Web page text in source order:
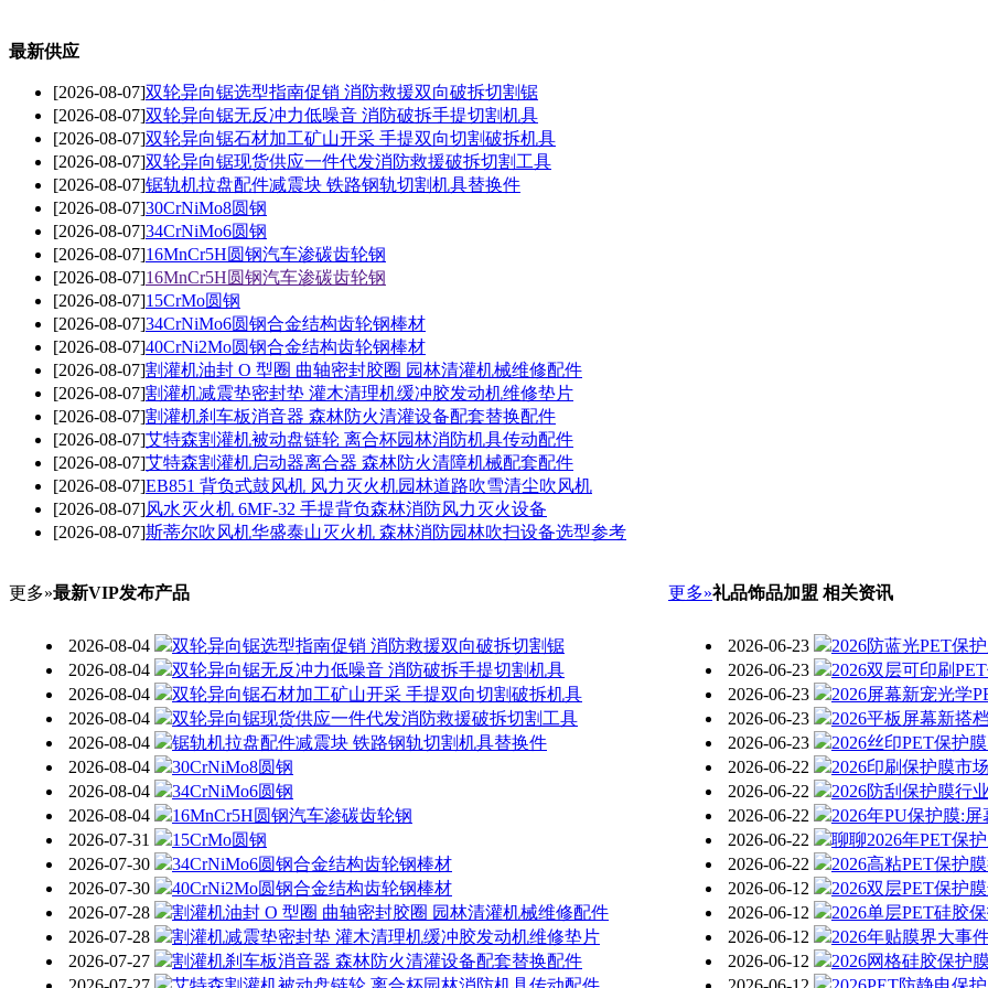
最新供应
[2026-08-07]双轮异向锯选型指南促销 消防救援双向破拆切割锯
[2026-08-07]双轮异向锯无反冲力低噪音 消防破拆手提切割机具
[2026-08-07]双轮异向锯石材加工矿山开采 手提双向切割破拆机具
[2026-08-07]双轮异向锯现货供应一件代发消防救援破拆切割工具
[2026-08-07]锯轨机拉盘配件减震块 铁路钢轨切割机具替换件
[2026-08-07]30CrNiMo8圆钢
[2026-08-07]34CrNiMo6圆钢
[2026-08-07]16MnCr5H圆钢汽车渗碳齿轮钢
[2026-08-07]16MnCr5H圆钢汽车渗碳齿轮钢
[2026-08-07]15CrMo圆钢
[2026-08-07]34CrNiMo6圆钢合金结构齿轮钢棒材
[2026-08-07]40CrNi2Mo圆钢合金结构齿轮钢棒材
[2026-08-07]割灌机油封 O 型圈 曲轴密封胶圈 园林清灌机械维修配件
[2026-08-07]割灌机减震垫密封垫 灌木清理机缓冲胶发动机维修垫片
[2026-08-07]割灌机刹车板消音器 森林防火清灌设备配套替换配件
[2026-08-07]艾特森割灌机被动盘链轮 离合杯园林消防机具传动配件
[2026-08-07]艾特森割灌机启动器离合器 森林防火清障机械配套配件
[2026-08-07]EB851 背负式鼓风机 风力灭火机园林道路吹雪清尘吹风机
[2026-08-07]风水灭火机 6MF-32 手提背负森林消防风力灭火设备
[2026-08-07]斯蒂尔吹风机华盛泰山灭火机 森林消防园林吹扫设备选型参考
更多»最新VIP发布产品
2026-08-04
双轮异向锯选型指南促销 消防救援双向破拆切割锯
2026-08-04
双轮异向锯无反冲力低噪音 消防破拆手提切割机具
2026-08-04
双轮异向锯石材加工矿山开采 手提双向切割破拆机具
2026-08-04
双轮异向锯现货供应一件代发消防救援破拆切割工具
2026-08-04
锯轨机拉盘配件减震块 铁路钢轨切割机具替换件
2026-08-04
30CrNiMo8圆钢
2026-08-04
34CrNiMo6圆钢
2026-08-04
16MnCr5H圆钢汽车渗碳齿轮钢
2026-07-31
15CrMo圆钢
2026-07-30
34CrNiMo6圆钢合金结构齿轮钢棒材
2026-07-30
40CrNi2Mo圆钢合金结构齿轮钢棒材
2026-07-28
割灌机油封 O 型圈 曲轴密封胶圈 园林清灌机械维修配件
2026-07-28
割灌机减震垫密封垫 灌木清理机缓冲胶发动机维修垫片
2026-07-27
割灌机刹车板消音器 森林防火清灌设备配套替换配件
更多»礼品饰品加盟 相关资讯
2026-06-23
2026防蓝光PET保
2026-06-23
2026双层可印刷
2026-06-23
2026屏幕新宠光学
2026-06-23
2026平板屏幕新搭
2026-06-23
2026丝印PET保护
2026-06-22
2026印刷保护膜市
2026-06-22
2026防刮保护膜行
2026-06-22
2026年PU保护膜:
2026-06-22
聊聊2026年PET保
2026-06-22
2026高粘PET保护
2026-06-12
2026双层PET保护
2026-06-12
2026单层PET硅胶
2026-06-12
2026年贴膜界大事
2026-06-12
2026网格硅胶保护